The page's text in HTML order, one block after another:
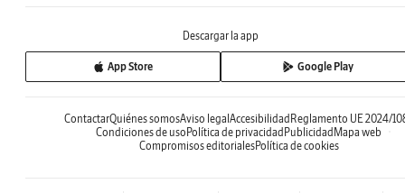
Descargar la app
App Store Google Play
ContactarQuiénes somosAviso legalAccesibilidadReglamento UE 2024/
Condiciones de usoPolítica de privacidadPublicidadMapa web
Compromisos editorialesPolítica de cookies